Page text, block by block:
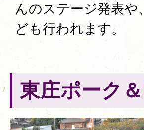
んのステージ発表
ども行われます。
東庄ポーク